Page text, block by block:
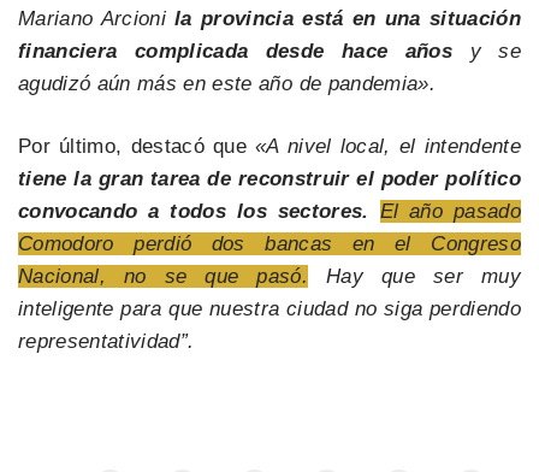
Mariano Arcionila provincia está en una situación
financiera complicada desde hace años y se
agudizó aún más en este año de pandemia».
Por último, destacó que«A nivel local, el intendente
tiene la gran tarea de reconstruir el poder político
convocando a todos los sectores. El año pasado
Comodoro perdió dos bancas en el Congreso
Nacional, no se que pasó.
Hay que ser muy
inteligente para que nuestra ciudad no siga perdiendo
representatividad”.